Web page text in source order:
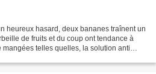
heureux hasard, deux bananes traînent un
de fruits et du coup ont tendance à
telles quelles, la solution anti